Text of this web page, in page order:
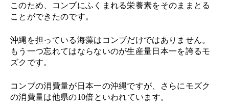
このため、コンブにふくまれる栄養素をそのままとる
ことができたのです。
沖縄を担っている海藻はコンブだけではありません。
もう一つ忘れてはならないのが生産量日本一を誇るモ
ズクです。
コンブの消費量が日本一の沖縄ですが、さらにモズク
の消費量は他県の10倍といわれています。